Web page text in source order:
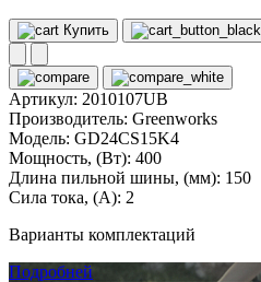
Купить
Артикул: 2010107UB
Производитель: Greenworks
Модель: GD24CS15K4
Мощность, (Вт): 400
Длина пильной шины, (мм): 150
Сила тока, (А): 2
Варианты комплектаций
Подробней